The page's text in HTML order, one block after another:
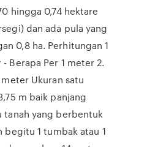
hingga 0,74 hektare
dan ada pula yang
0,8 ha. Perhitungan 1
Berapa Per 1 meter 2.
Ukuran satu
m baik panjang
tanah yang berbentuk
begitu 1 tumbak atau 1